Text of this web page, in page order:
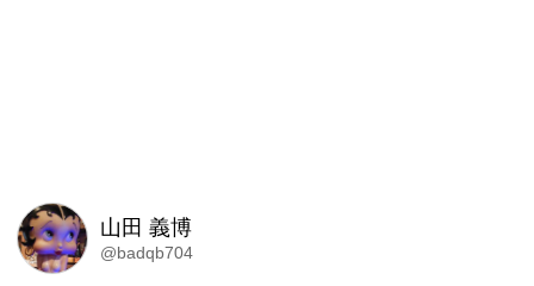
山田 義博
@badqb704